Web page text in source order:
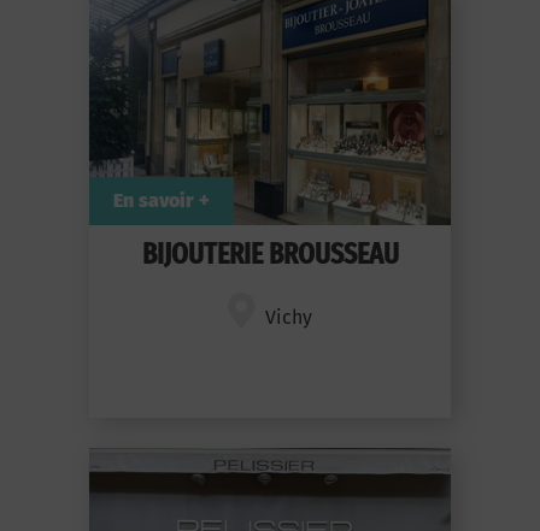
BIJOUTERIE BROUSSEAU
Vichy
En savoir +